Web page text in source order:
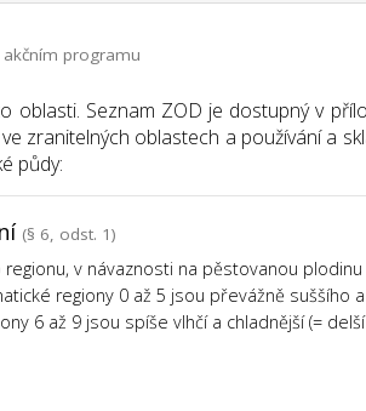
programu
oblasti. Seznam ZOD je dostupný v
zranitelných oblastech a používání a
půdy:
(§ 6, odst. 1)
v návaznosti na pěstovanou plodinu
regiony 0 až 5 jsou převážně suššího a
6 až 9 jsou spíše vlhčí a chladnější (=